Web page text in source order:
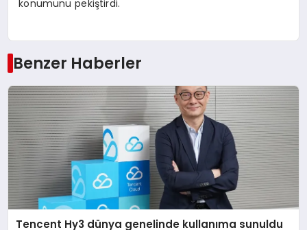
konumunu pekiştirdi.
Benzer Haberler
Tencent Hy3 dünya genelinde kullanıma sunuldu